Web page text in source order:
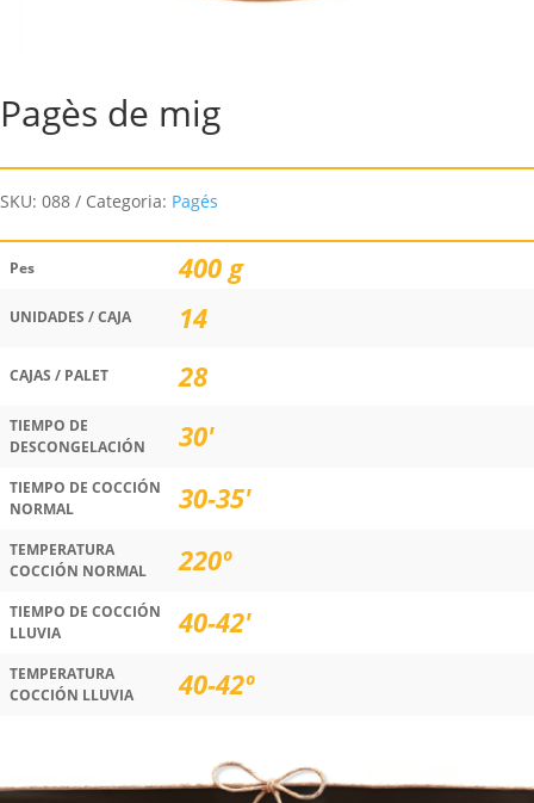
Pagès de mig
SKU: 088 Categoria: Pagés
Pes 400 g
UNIDADES / CAJA 14
CAJAS / PALET 28
TIEMPO DE
DESCONGELACIÓN
30'
TIEMPO DE COCCIÓN
NORMAL
30-35'
TEMPERATURA
COCCIÓN NORMAL
220º
TIEMPO DE COCCIÓN
LLUVIA
40-42'
TEMPERATURA
COCCIÓN LLUVIA
40-42º